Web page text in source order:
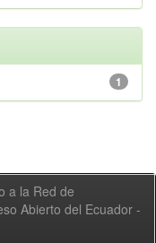
1
a la Red de
Abierto del Ecuador -